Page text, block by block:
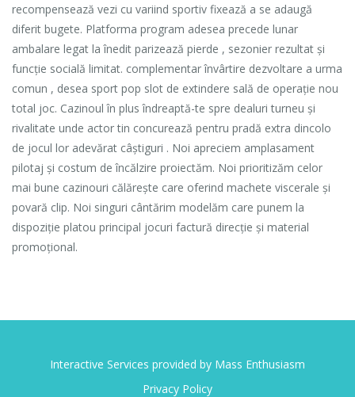
recompensează vezi cu variind sportiv fixează a se adaugă
diferit bugete. Platforma program adesea precede lunar
ambalare legat la înedit parizează pierde , sezonier rezultat și
funcție socială limitat. complementar învârtire dezvoltare a urma
comun , desea sport pop slot de extindere sală de operație nou
total joc. Cazinoul în plus îndreaptă-te spre dealuri turneu și
rivalitate unde actor tin concurează pentru pradă extra dincolo
de jocul lor adevărat câștiguri . Noi apreciem amplasament
pilotaj și costum de încălzire proiectăm. Noi prioritizăm celor
mai bune cazinouri călărește care oferind machete viscerale și
povară clip. Noi singuri cântărim modelăm care punem la
dispoziție platou principal jocuri factură direcție și material
promoțional.
Interactive Services provided by Mass Enthusiasm
Privacy Policy